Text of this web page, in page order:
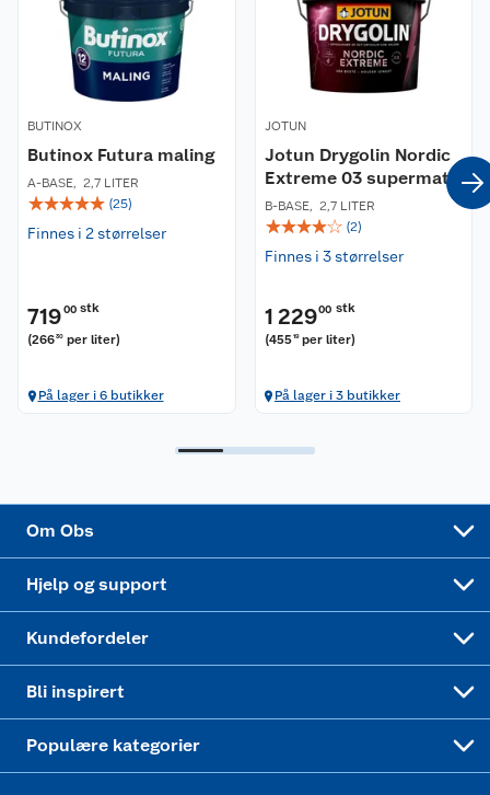
BUTINOX
Butinox Futura maling
A-BASE, 2,7 LITER
☆☆☆☆☆ (25)
Finnes i 2 størrelser
71900 stk
(26630 per liter)
På lager i 6 butikker
JOTUN
Jotun Drygolin Nordic
Extreme 03 supermatt
B-BASE, 2,7 LITER
☆☆☆☆☆ (2)
Finnes i 3 størrelser
1 22900 stk
(455 19 per liter)
På lager i 3 butikker
Om Obs
Nyheter
Våre butikker
Våre merkevarer
Coop kjeder
Bærekraft
Hjelp og support
Angre- og returrett
Reklamasjon og garanti
Ofte stilte spørsmål
Betalingsalternativer
Pakkesporing
Kjøpsvilkår
Kundefordeler
Coop medlem
Klikk og hent
Bli inspirert
Festdrakter til hele familien
Populære kategorier
Hagemøbler og utemøbler